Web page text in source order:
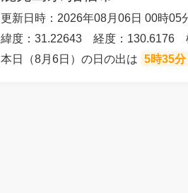
更新日時：2026年08月06日 00時05
緯度：31.22643 経度：130.6176
本日（8月6日）の日の出は 5時35分